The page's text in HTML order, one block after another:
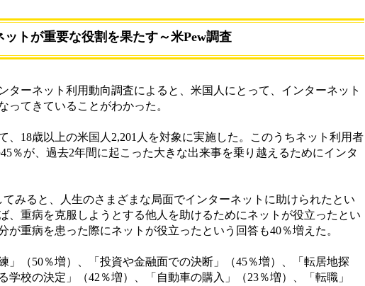
ットが重要な役割を果たす～米Pew調査
ターネット利用動向調査によると、米国人にとって、インターネット
ってきていることがわかった。
、18歳以上の米国人2,201人を対象に実施した。このうちネット利用者
％が、過去2年間に起こった大きな出来事を乗り越えるためにインタ
みると、人生のさまざまな局面でインターネットに助けられたとい
、重病を克服しようとする他人を助けるためにネットが役立ったとい
が重病を患った際にネットが役立ったという回答も40％増えた。
（50％増）、「投資や金融面での決断」（45％増）、「転居地探
学校の決定」（42％増）、「自動車の購入」（23％増）、「転職」